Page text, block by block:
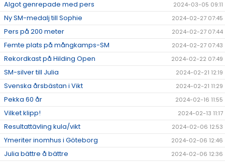
Algot genrepade med pers 2024-03-05 09:11
Ny SM-medalj till Sophie 2024-02-27 07:45
Pers på 200 meter 2024-02-27 07:44
Femte plats på mångkamps-SM 2024-02-27 07:43
Rekordkast på Hilding Open 2024-02-22 07:49
SM-silver till Julia 2024-02-21 12:19
Svenska årsbästan i Vikt 2024-02-21 11:29
Pekka 60 år 2024-02-16 11:55
Vilket klipp! 2024-02-13 11:17
Resultattävling kula/vikt 2024-02-06 12:53
Ymeriter inomhus i Göteborg 2024-02-06 12:46
Julia bättre å bättre 2024-02-06 12:36